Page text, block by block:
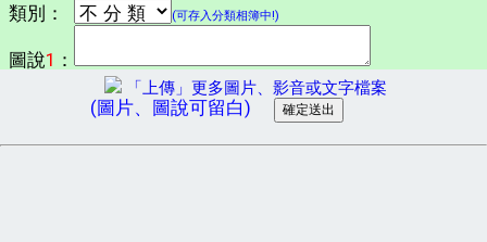
類別：
(可存入分類相簿中!)
圖說1 ：
「上傳」更多圖片、影音或文字檔案
(圖片、圖說可留白)